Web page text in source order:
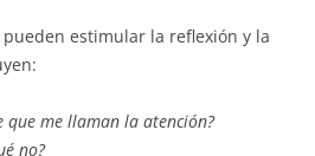
estimular la reflexión y la
que me llaman la atención?
no?